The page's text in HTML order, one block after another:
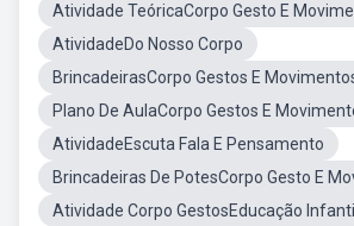
Atividade TeóricaCorpo Gesto E
AtividadeDo Nosso Corpo
BrincadeirasCorpo Gestos E
Plano De AulaCorpo Gestos E
AtividadeEscuta Fala E Pensamento
Brincadeiras De PotesCorpo Gesto E
Atividade Corpo GestosEducação Infantil